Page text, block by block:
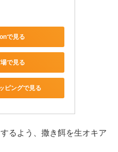
で見る
で見る
ピングで見る
るよう、撒き餌を生オキア